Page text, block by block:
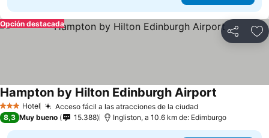
Compartir
Opción destacada
3 Estrellas
Hotel Acceso fácil a las atracciones de la ciudad
Hampton by Hilton Edinburgh Airport
8,3 Muy bueno 15.388 Ingliston, a 10.6 km de: Edimburgo